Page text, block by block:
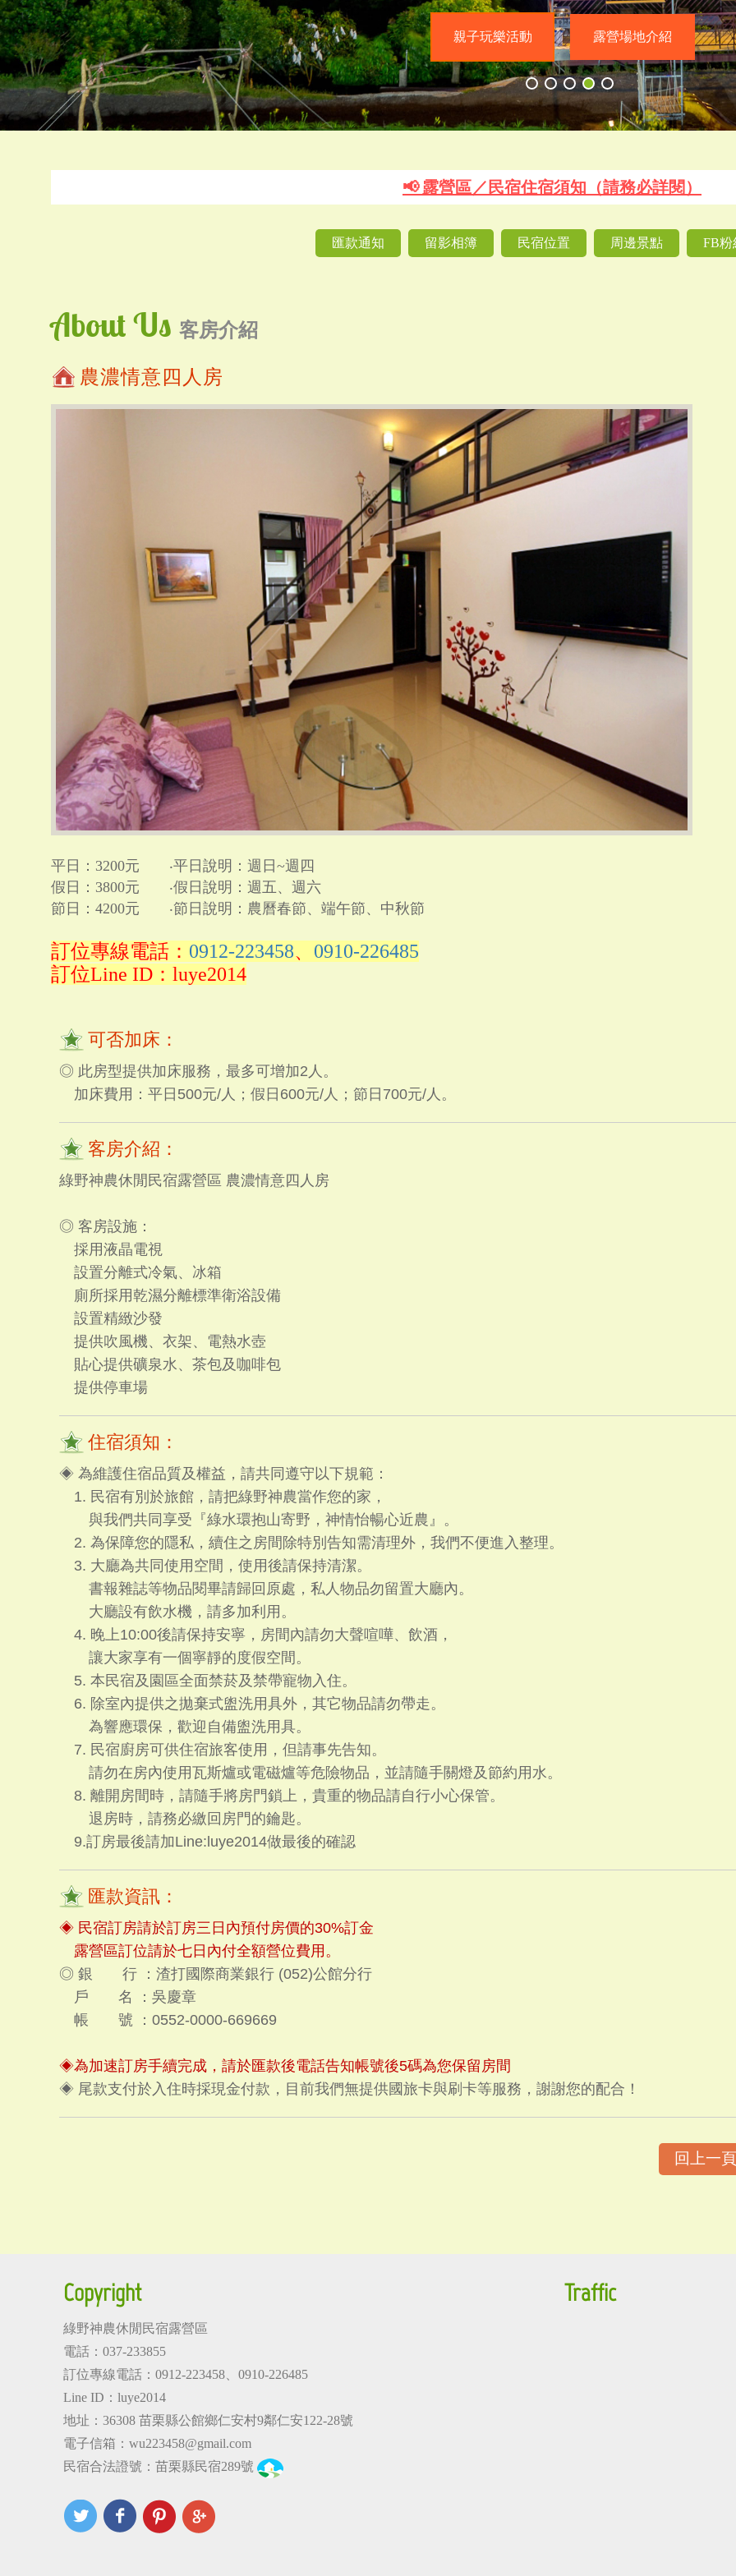
親子玩樂活動 露營場地介紹
📢 露營區／民宿住宿須知（請務必詳閱）
匯款通知 留影相簿 民宿位置 周邊景點 FB粉
About Us 客房介紹
農濃情意四人房
平日：3200元 ‧平日說明：週日~週四
假日：3800元 ‧假日說明：週五、週六
節日：4200元 ‧節日說明：農曆春節、端午節、中秋節
訂位專線電話： 0912-223458、 0910-226485
訂位Line ID：luye2014
可否加床：
◎ 此房型提供加床服務，最多可增加2人。
加床費用：平日500元/人；假日600元/人；節日700元/人。
客房介紹：
綠野神農休閒民宿露營區 農濃情意四人房
◎ 客房設施：
採用液晶電視
設置分離式冷氣、冰箱
廁所採用乾濕分離標準衛浴設備
設置精緻沙發
提供吹風機、衣架、電熱水壺
貼心提供礦泉水、茶包及咖啡包
提供停車場
住宿須知：
◈ 為維護住宿品質及權益，請共同遵守以下規範：
1. 民宿有別於旅館，請把綠野神農當作您的家，
與我們共同享受『綠水環抱山寄野，神情怡暢心近農』。
2. 為保障您的隱私，續住之房間除特別告知需清理外，我們不便進入整理。
3. 大廳為共同使用空間，使用後請保持清潔。
書報雜誌等物品閱畢請歸回原處，私人物品勿留置大廳內。
大廳設有飲水機，請多加利用。
4. 晚上10:00後請保持安寧，房間內請勿大聲喧嘩、飲酒，
讓大家享有一個寧靜的度假空間。
5. 本民宿及園區全面禁菸及禁帶寵物入住。
6. 除室內提供之拋棄式盥洗用具外，其它物品請勿帶走。
為響應環保，歡迎自備盥洗用具。
7. 民宿廚房可供住宿旅客使用，但請事先告知。
請勿在房內使用瓦斯爐或電磁爐等危險物品，並請隨手關燈及節約用水。
8. 離開房間時，請隨手將房門鎖上，貴重的物品請自行小心保管。
退房時，請務必繳回房門的鑰匙。
9.訂房最後請加Line:luye2014做最後的確認
匯款資訊：
◈ 民宿訂房請於訂房三日內預付房價的30%訂金
露營區訂位請於七日內付全額營位費用。
◎ 銀 行 ：渣打國際商業銀行 (052)公館分行
戶 名 ：吳慶章
帳 號 ：0552-0000-669669
◈為加速訂房手續完成，請於匯款後電話告知帳號後5碼為您保留房間
◈ 尾款支付於入住時採現金付款，目前我們無提供國旅卡與刷卡等服務，謝謝您的配合！
回上一頁
Copyright
綠野神農休閒民宿露營區
電話：037-233855
訂位專線電話： 0912-223458、 0910-226485
Line ID：luye2014
地址：36308 苗栗縣公館鄉仁安村9鄰仁安122-28號
電子信箱： wu223458@gmail.com
民宿合法證號：苗栗縣民宿289號
Traffic